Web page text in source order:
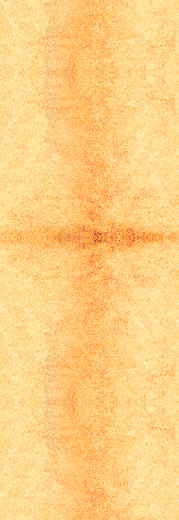
Ханаан /
Притного